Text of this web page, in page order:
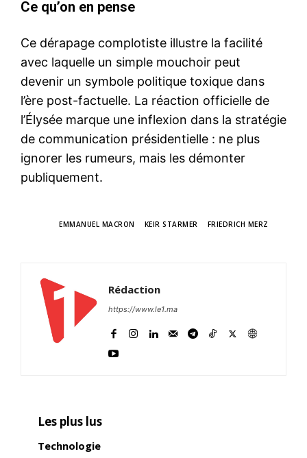
Ce qu’on en pense
Ce dérapage complotiste illustre la facilité
avec laquelle un simple mouchoir peut
devenir un symbole politique toxique dans
l’ère post-factuelle. La réaction officielle de
l’Élysée marque une inflexion dans la stratégie
de communication présidentielle : ne plus
ignorer les rumeurs, mais les démonter
publiquement.
EMMANUEL MACRON KEIR STARMER FRIEDRICH MERZ
Rédaction
https://www.le1.ma
Les plus lus
Technologie